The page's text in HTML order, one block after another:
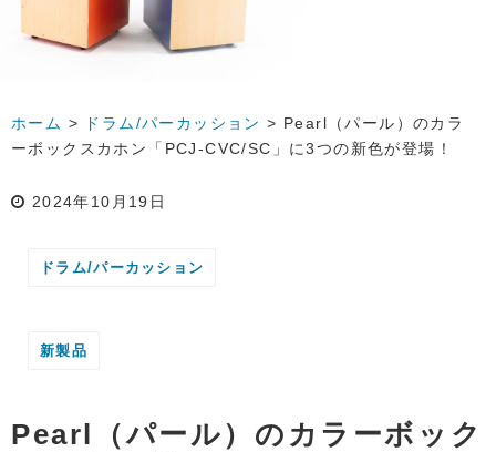
ホーム > ドラム/パーカッション > Pearl（パール）のカラ
ーボックスカホン「PCJ-CVC/SC」に3つの新色が登場！
2024年10月19日
ドラム/パーカッション
新製品
Pearl（パール）のカラーボック